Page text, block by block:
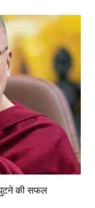
घुटने की सफल